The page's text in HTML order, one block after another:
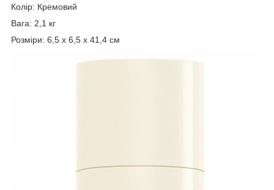
Колір: Кремовий
Вага: 2,1 кг
Розміри: 6,5 х 6,5 х 41,4 см